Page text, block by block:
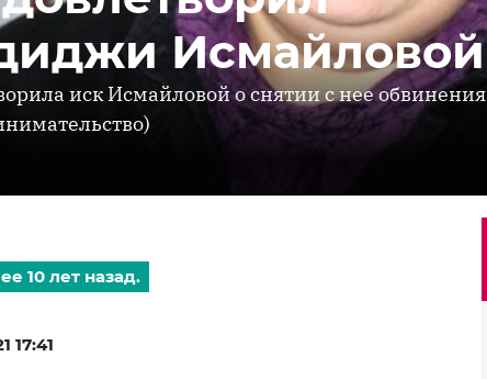
Исмайловой
иск Исмайловой о снятии с нее обвинения
10 лет назад.
17:41